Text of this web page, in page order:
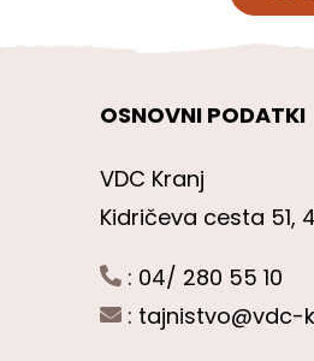
OSNOVNI PODATKI
VDC Kranj
Kidričeva cesta 51,
: 04/ 280 55 10
: tajnistvo@vdc-